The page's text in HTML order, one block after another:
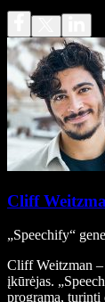
Cliff
„Speechify“
Cliff Weitzman –
įkūrėjas.
programa, turinti